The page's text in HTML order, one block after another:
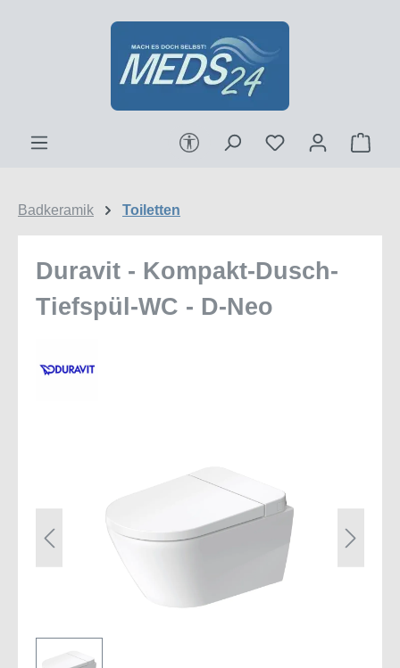
Zum Hauptinhalt springen
Werkzeugleiste anzeigen
Badkeramik Toiletten
Duravit - Kompakt-Dusch-
Tiefspül-WC - D-Neo